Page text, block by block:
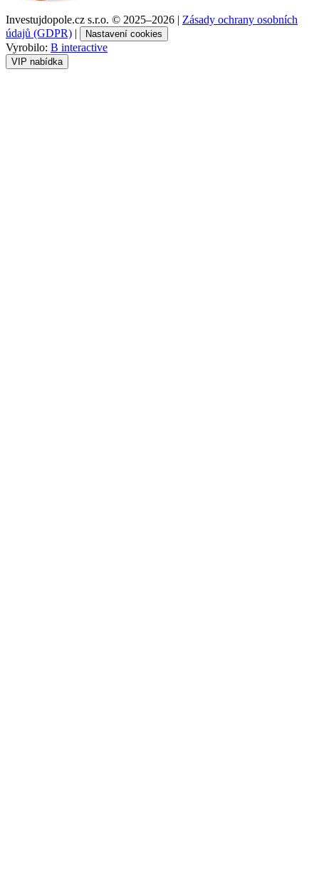
Investujdopole.cz s.r.o. © 2025–2026 | Zásady ochrany osobních
údajů (GDPR) | Nastavení cookies
Vyrobilo: B interactive
VIP nabídka